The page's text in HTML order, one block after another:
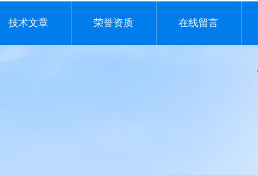
技术文章 荣誉资质 在线留言